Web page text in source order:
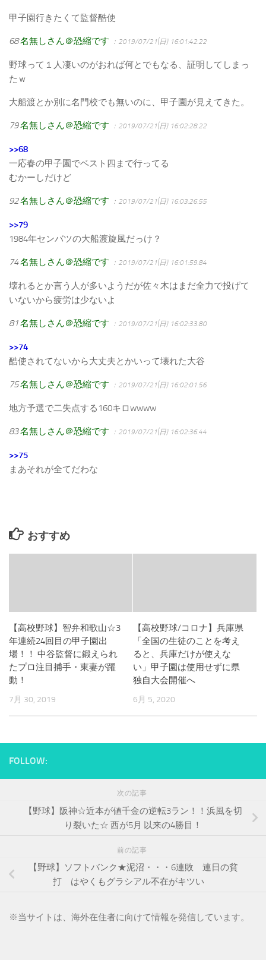
甲子園行きたくて監督酷使
68名無しさん＠恐縮です ：2019/07/21(日) 16:01:42.22
野球って１人凄いのがおれば何とでもなる、証明してしまっ
たｗ
大船渡とか別に名門校でも無いのに、甲子園が見えてきた。
79名無しさん＠恐縮です ：2019/07/21(日) 16:02:28.22
>>68
一応春の甲子園でベスト四まで行ってる
むかーしだけど
92名無しさん＠恐縮です ：2019/07/21(日) 16:03:26.55
>>79
1984年センバツの大船渡旋風だっけ？
74名無しさん＠恐縮です ：2019/07/21(日) 16:01:59.84
壊れるとか言う人が多いようだが佐々木はまだ全力で投げて
いないから疲労は少ないよ
81名無しさん＠恐縮です ：2019/07/21(日) 16:02:33.80
>>74
酷使されてないから大丈夫とかいって壊れた大谷
75名無しさん＠恐縮です ：2019/07/21(日) 16:02:01.56
地方予選で二失点する160キロwwww
83名無しさん＠恐縮です ：2019/07/21(日) 16:02:36.44
>>75
まあそれが全てだわな
おすすめ
【高校野球】智弁和歌山☆3
年連続24回目の甲子園出
場！！ 中谷監督に鍛えられ
たプロ注目捕手・東妻が躍
動！
7月 30, 2019
【高校野球/コロナ】兵庫県
「全国の生徒のことを考え
ると、兵庫だけが使えな
い」甲子園は使用せずに県
独自大会開催へ
6月 5, 2020
FOLLOW:
次の記事
【野球】阪神☆近本が値千金の逆転3ラン！！浜風を切
り裂いた☆ 西が5月 以来の4勝目！
前の記事
【野球】ソフトバンク★泥沼・・・6連敗 連日の貧
打 はやくもグラシアル不在がキツい
※当サイトは、海外在住者に向けて情報を発信しています。